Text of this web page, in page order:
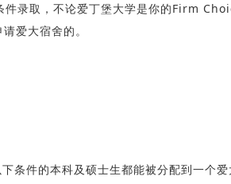
件录取，不论爱丁堡大学是你的Firm
爱大宿舍的。
条件的本科及硕士生都能被分配到一个爱